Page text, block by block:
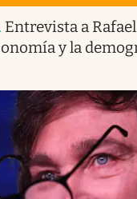
. Entrevista a
y la